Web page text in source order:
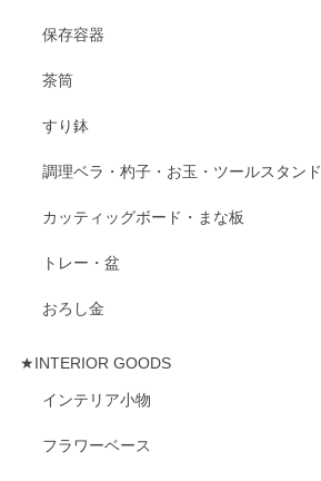
保存容器
茶筒
すり鉢
調理ベラ・杓子・お玉・ツールスタンド
カッティッグボード・まな板
トレー・盆
おろし金
★INTERIOR GOODS
インテリア小物
フラワーベース